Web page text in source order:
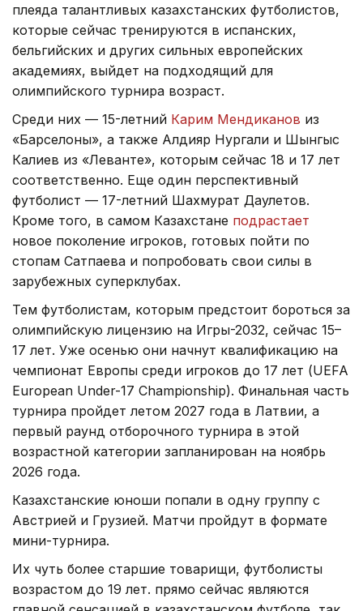
плеяда талантливых казахстанских футболистов,
которые сейчас тренируются в испанских,
бельгийских и других сильных европейских
академиях, выйдет на подходящий для
олимпийского турнира возраст.
Среди них — 15-летний Карим Мендиканов из
«Барселоны», а также Алдияр Нургали и Шынгыс
Калиев из «Леванте», которым сейчас 18 и 17 лет
соответственно. Еще один перспективный
футболист — 17-летний Шахмурат Даулетов.
Кроме того, в самом Казахстане подрастает
новое поколение игроков, готовых пойти по
стопам Сатпаева и попробовать свои силы в
зарубежных суперклубах.
Тем футболистам, которым предстоит бороться за
олимпийскую лицензию на Игры-2032, сейчас 15–
17 лет. Уже осенью они начнут квалификацию на
чемпионат Европы среди игроков до 17 лет (UEFA
European Under-17 Championship). Финальная часть
турнира пройдет летом 2027 года в Латвии, а
первый раунд отборочного турнира в этой
возрастной категории запланирован на ноябрь
2026 года.
Казахстанские юноши попали в одну группу с
Австрией и Грузией. Матчи пройдут в формате
мини-турнира.
Их чуть более старшие товарищи, футболисты
возрастом до 19 лет. прямо сейчас являются